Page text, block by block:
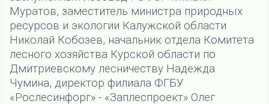
Муратов, заместитель министра природных
ресурсов и экологии Калужской области
Николай Кобозев, начальник отдела Комитета
лесного хозяйства Курской области по
Дмитриевскому лесничеству Надежда
Чумина, директор филиала ФГБУ
«Рослесинфорг» - «Заплеспроект» Олег